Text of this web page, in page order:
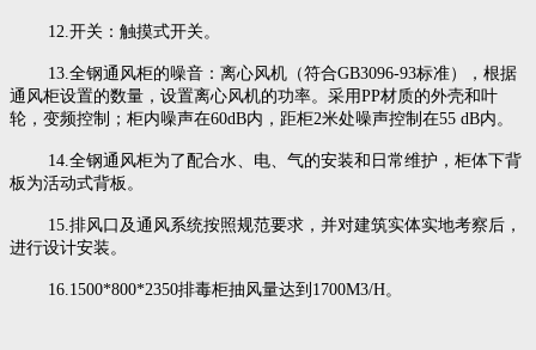
12.开关：触摸式开关。
13.全钢通风柜的噪音：离心风机（符合GB3096-93标准），根据
通风柜设置的数量，设置离心风机的功率。采用PP材质的外壳和叶
轮，变频控制；柜内噪声在60dB内，距柜2米处噪声控制在55 dB内。
14.全钢通风柜为了配合水、电、气的安装和日常维护，柜体下背
板为活动式背板。
15.排风口及通风系统按照规范要求，并对建筑实体实地考察后，
进行设计安装。
16.1500*800*2350排毒柜抽风量达到1700M3/H。